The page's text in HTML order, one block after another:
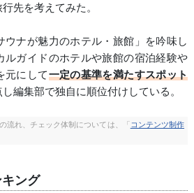
先を考えてみた。
ウナが魅力のホテル・旅館」を吟味し
ルガイドのホテルや旅館の宿泊経験や
元にして一定の基準を満たすスポット
編集部で独自に順位付けしている。
流れ、チェック体制については、「 コンテンツ制作
ング